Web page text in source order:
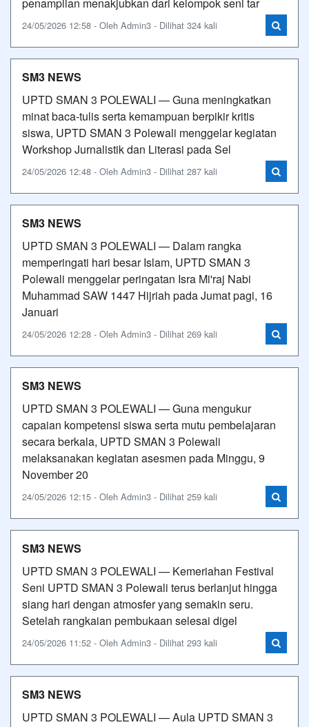
24/05/2026 12:58 - Oleh Admin3 - Dilihat 324 kali
SM3 NEWS
UPTD SMAN 3 POLEWALI — Guna meningkatkan
minat baca-tulis serta kemampuan berpikir kritis
siswa, UPTD SMAN 3 Polewali menggelar kegiatan
Workshop Jurnalistik dan Literasi pada Sel
24/05/2026 12:48 - Oleh Admin3 - Dilihat 287 kali
SM3 NEWS
UPTD SMAN 3 POLEWALI — Dalam rangka
memperingati hari besar Islam, UPTD SMAN 3
Polewali menggelar peringatan Isra Mi'raj Nabi
Muhammad SAW 1447 Hijriah pada Jumat pagi, 16
Januari
24/05/2026 12:28 - Oleh Admin3 - Dilihat 269 kali
SM3 NEWS
UPTD SMAN 3 POLEWALI — Guna mengukur
capaian kompetensi siswa serta mutu pembelajaran
secara berkala, UPTD SMAN 3 Polewali
melaksanakan kegiatan asesmen pada Minggu, 9
November 20
24/05/2026 12:15 - Oleh Admin3 - Dilihat 259 kali
SM3 NEWS
UPTD SMAN 3 POLEWALI — Kemeriahan Festival
Seni UPTD SMAN 3 Polewali terus berlanjut hingga
siang hari dengan atmosfer yang semakin seru.
Setelah rangkaian pembukaan selesai digel
24/05/2026 11:52 - Oleh Admin3 - Dilihat 293 kali
SM3 NEWS
UPTD SMAN 3 POLEWALI — Aula UPTD SMAN 3